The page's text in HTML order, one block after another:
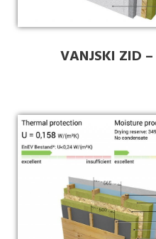
VANJSKI ZID